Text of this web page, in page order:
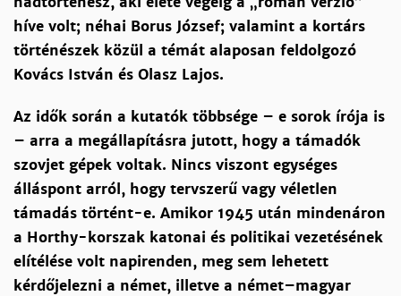
híve volt; néhai Borus József; valamint a kortárs
történészek közül a témát alaposan feldolgozó
Kovács István és Olasz Lajos.
Az idők során a kutatók többsége – e sorok írója is
– arra a megállapításra jutott, hogy a támadók
szovjet gépek voltak. Nincs viszont egységes
álláspont arról, hogy tervszerű vagy véletlen
támadás történt-e. Amikor 1945 után mindenáron
a Horthy-korszak katonai és politikai vezetésének
elítélése volt napirenden, meg sem lehetett
kérdőjelezni a német, illetve a német–magyar